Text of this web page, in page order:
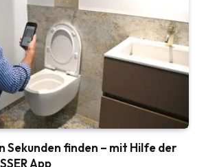
Sekunden finden – mit Hilfe der
App